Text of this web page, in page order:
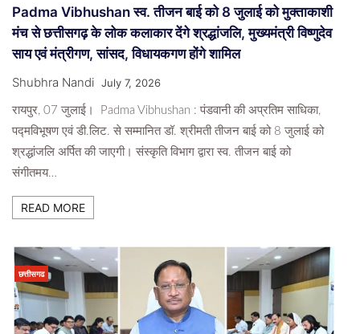
Padma Vibhushan स्व. तीजन बाई को 8 जुलाई को मुक्ताकाशी
मंच से छत्तीसगढ़ के लोक कलाकार देंगे श्रद्धांजलि, मुख्यमंत्री विष्णुदेव
साय एवं मंत्रीगण, सांसद, विधायकगण होंगे शामिल
Shubhra Nandi July 7, 2026
रायपुर, 07 जुलाई। Padma Vibhushan : पंडवानी की अप्रतिम साधिका,
पद्मविभूषण एवं डी.लिट. से सम्मानित डॉ. श्रीमती तीजन बाई को 8 जुलाई को
श्रद्धांजलि अर्पित की जाएगी। संस्कृति विभाग द्वारा स्व. तीजन बाई को
संगीतमय…
READ MORE
छत्तीसगढ